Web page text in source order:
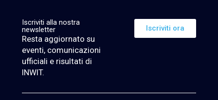
Iscriviti alla nostra
newsletter
Resta aggiornato su
eventi, comunicazioni
ufficiali e risultati di
INWIT.
Iscriviti ora